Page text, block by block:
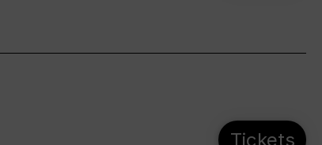
Tickets